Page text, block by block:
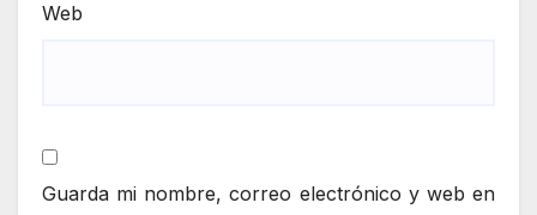
Web
Guarda mi nombre, correo electrónico y web en